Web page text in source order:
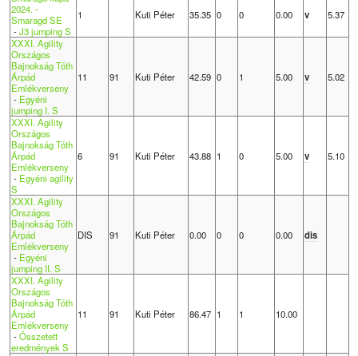
2024. -
Smaragd SE
-J3 jumping S
1 Kuti Péter 35.35 0 0 0.00 v 5.37
XXXI. Agility
Országos
Bajnokság Tóth
Árpád
Emlékverseny
- Egyéni
jumping I. S
11 91 Kuti Péter 42.59 0 1 5.00 v 5.02
XXXI. Agility
Országos
Bajnokság Tóth
Árpád
Emlékverseny
- Egyéni agility
S
6 91 Kuti Péter 43.88 1 0 5.00 v 5.10
XXXI. Agility
Országos
Bajnokság Tóth
Árpád
Emlékverseny
- Egyéni
jumping II. S
DIS 91 Kuti Péter 0.00 0 0 0.00 dis
XXXI. Agility
Országos
Bajnokság Tóth
Árpád
Emlékverseny
-Összetett
eredmények S
11 91 Kuti Péter 86.47 1 1 10.00